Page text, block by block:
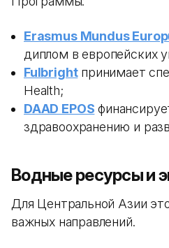
Erasmus Mundus
диплом в европейских
Fulbrightпринимает
Health;
DAAD EPOS
здравоохранению и
Водные ресурсы и
Для Центральной Азии
важных направлений.